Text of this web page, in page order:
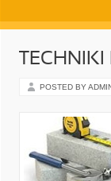
POSTED BY